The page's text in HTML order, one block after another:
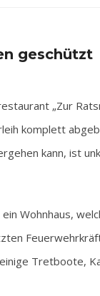
geschützt
„Zur
komplett
kann, ist
Wohnhaus,
Tretboote,